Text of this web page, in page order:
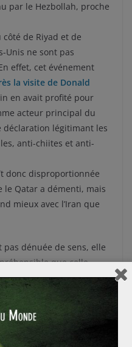
par le Hezbollah, proche
de Riyad et de
Unis ne sont pas
effet, cet événement
la visite de Donald
en avait profité pour
acteur principal du
légitimant les
anti-chiites et anti-
donc disproportionnée
Qatar a démenti, mais
mieux avec l’Iran que
pas dénuée de sens, elle
que celle
effet, si l’attitude de
reproche, notamment
pas omettre le fait que
les groupes
Cependant, cette